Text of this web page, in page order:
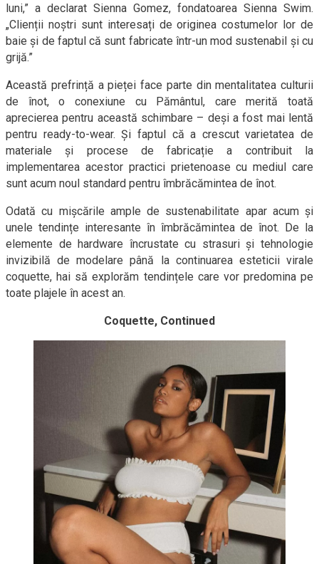
luni,” a declarat Sienna Gomez, fondatoarea Sienna Swim.
„Clienții noștri sunt interesați de originea costumelor lor de
baie și de faptul că sunt fabricate într-un mod sustenabil și cu
grijă.”
Această prefrință a pieței face parte din mentalitatea culturii
de înot, o conexiune cu Pământul, care merită toată
aprecierea pentru această schimbare – deși a fost mai lentă
pentru ready-to-wear. Și faptul că a crescut varietatea de
materiale și procese de fabricație a contribuit la
implementarea acestor practici prietenoase cu mediul care
sunt acum noul standard pentru îmbrăcămintea de înot.
Odată cu mișcările ample de sustenabilitate apar acum și
unele tendințe interesante în îmbrăcămintea de înot. De la
elemente de hardware încrustate cu strasuri și tehnologie
invizibilă de modelare până la continuarea esteticii virale
coquette, hai să explorăm tendințele care vor predomina pe
toate plajele în acest an.
Coquette, Continued